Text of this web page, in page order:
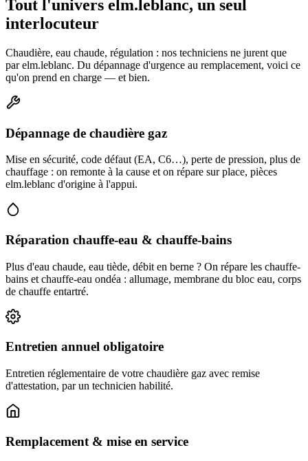
Tout l'univers elm.leblanc, un seul
interlocuteur
Chaudière, eau chaude, régulation : nos techniciens ne jurent que
par elm.leblanc. Du dépannage d'urgence au remplacement, voici ce
qu'on prend en charge — et bien.
Dépannage de chaudière gaz
Mise en sécurité, code défaut (EA, C6…), perte de pression, plus de
chauffage : on remonte à la cause et on répare sur place, pièces
elm.leblanc d'origine à l'appui.
Réparation chauffe-eau & chauffe-bains
Plus d'eau chaude, eau tiède, débit en berne ? On répare les chauffe-
bains et chauffe-eau ondéa : allumage, membrane du bloc eau, corps
de chauffe entartré.
Entretien annuel obligatoire
Entretien réglementaire de votre chaudière gaz avec remise
d'attestation, par un technicien habilité.
Remplacement & mise en service